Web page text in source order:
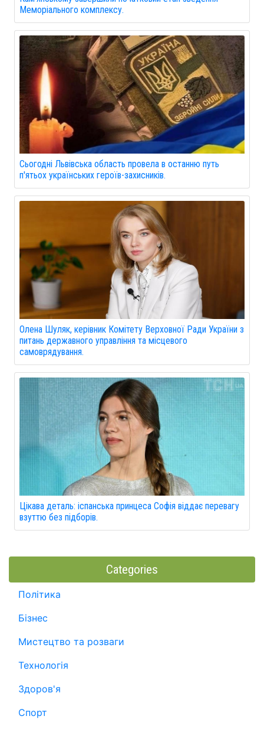
Меморіального комплексу.
Сьогодні Львівська область провела в останню путь
п'ятьох українських героїв-захисників.
Олена Шуляк, керівник Комітету Верховної Ради України з
питань державного управління та місцевого
самоврядування.
Цікава деталь: іспанська принцеса Софія віддає перевагу
взуттю без підборів.
Categories
Політика
Бізнес
Мистецтво та розваги
Технологія
Здоров'я
Спорт